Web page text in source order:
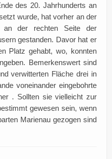
des 20. Jahrhunderts an
wurde, hat vorher an der
an der rechten Seite der
gestanden. Davor hat er
Platz gehabt, wo, konnten
Bemerkenswert sind
verwitterten Fläche drei in
voneinander eingebohrte
. Sollten sie vielleicht zur
gewesen sein, wenn
Marienau gezogen sind